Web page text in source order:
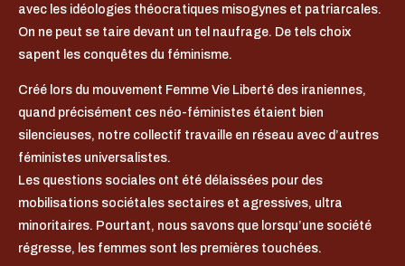
avec les idéologies théocratiques misogynes et patriarcales.
On ne peut se taire devant un tel naufrage. De tels choix
sapent les conquêtes du féminisme.
Créé lors du mouvement Femme Vie Liberté des iraniennes,
quand précisément ces néo-féministes étaient bien
silencieuses, notre collectif travaille en réseau avec d’autres
féministes universalistes.
Les questions sociales ont été délaissées pour des
mobilisations sociétales sectaires et agressives, ultra
minoritaires. Pourtant, nous savons que lorsqu’une société
régresse, les femmes sont les premières touchées.